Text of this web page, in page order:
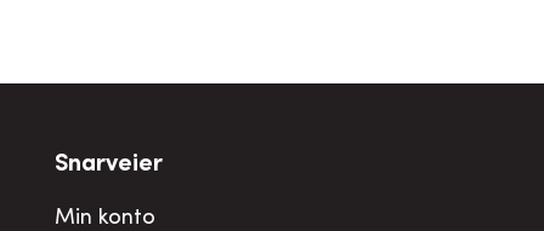
Snarveier
Min konto